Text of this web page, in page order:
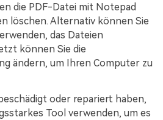
die PDF-Datei mit Notepad
löschen. Alternativ können Sie
das Dateien
können Sie die
ändern, um Ihren Computer zu
oder repariert haben,
Tool verwenden, um es